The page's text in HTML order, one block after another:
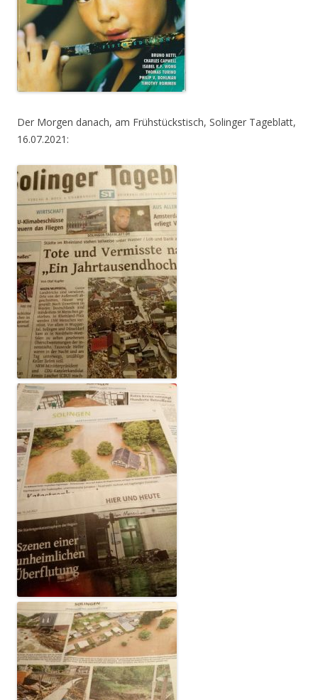
Der Morgen danach, am Frühstückstisch, Solinger Tageblatt,
16.07.2021: